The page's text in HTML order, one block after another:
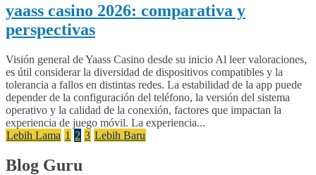
yaass casino 2026: comparativa y
perspectivas
Visión general de Yaass Casino desde su inicio Al leer valoraciones,
es útil considerar la diversidad de dispositivos compatibles y la
tolerancia a fallos en distintas redes. La estabilidad de la app puede
depender de la configuración del teléfono, la versión del sistema
operativo y la calidad de la conexión, factores que impactan la
experiencia de juego móvil. La experiencia...
Lebih Lama 1 2 3 Lebih Baru
Blog Guru